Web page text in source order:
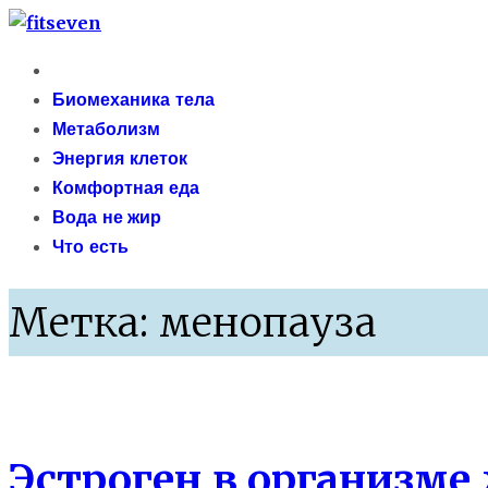
Skip
content
сайт о метаболизме и энергетической адаптации
Primary
MenuБиомеханика тела
Метаболизм
Энергия клеток
Комфортная еда
Вода не жир
Что есть
Метка: менопауза